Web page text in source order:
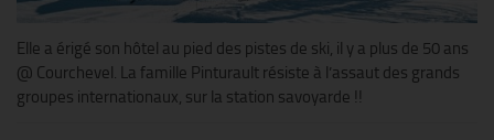
Elle a érigé son hôtel au pied des pistes de ski, il y a plus de 50 ans
@ Courchevel. La famille Pinturault résiste à l’assaut des grands
groupes internationaux, sur la station savoyarde !!